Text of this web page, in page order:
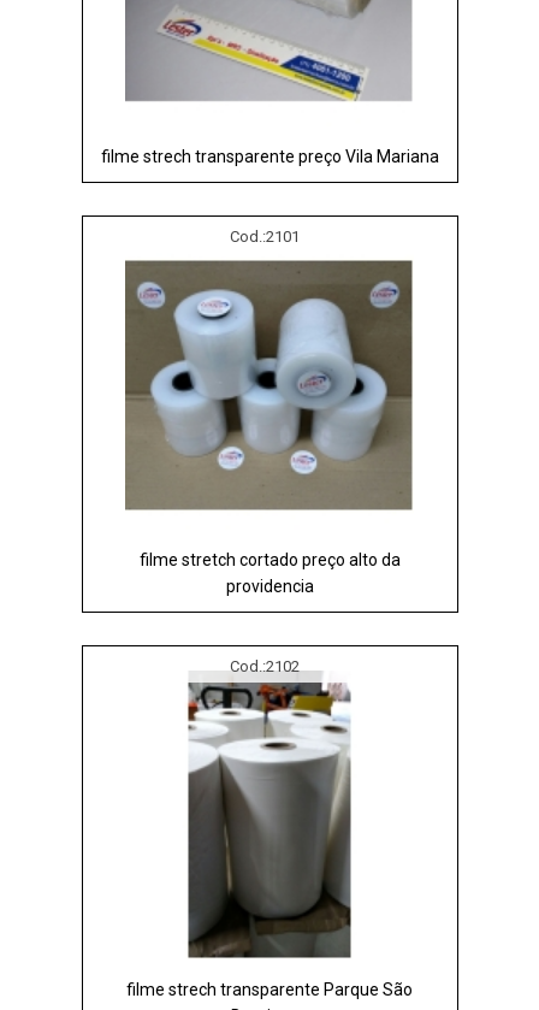
filme strech transparente preço Vila Mariana
Cod.:2101
filme stretch cortado preço alto da
providencia
Cod.:2102
filme strech transparente Parque São